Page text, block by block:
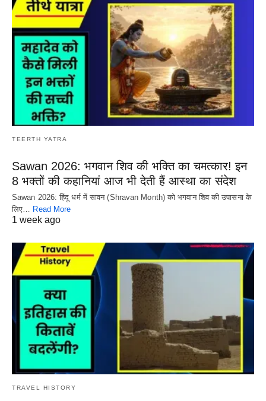
TEERTH YATRA
Sawan 2026: भगवान शिव की भक्ति का चमत्कार! इन
8 भक्तों की कहानियां आज भी देती हैं आस्था का संदेश
Sawan 2026: हिंदू धर्म में सावन (Shravan Month) को भगवान शिव की उपासना के
लिए… Read More
1 week ago
TRAVEL HISTORY